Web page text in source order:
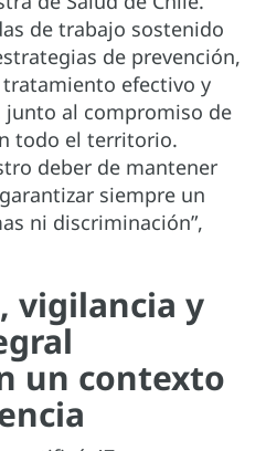
de trabajo sostenido
de prevención,
efectivo y
al compromiso de
todo el territorio.
deber de mantener
siempre un
ni discriminación”,
vigilancia y
un contexto